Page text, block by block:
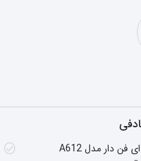
هیتر گازی شومینه ای فن دار مدل A612